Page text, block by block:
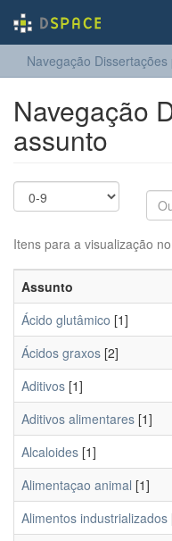
Navegação
Navegação
assunto
Itens para a visualização
Assunto
Ácido glutâmico [1]
Ácidos graxos [2]
Aditivos [1]
Aditivos alimentares [1]
Alcaloides [1]
Alimentaçao animal [1]
Alimentos industrializados